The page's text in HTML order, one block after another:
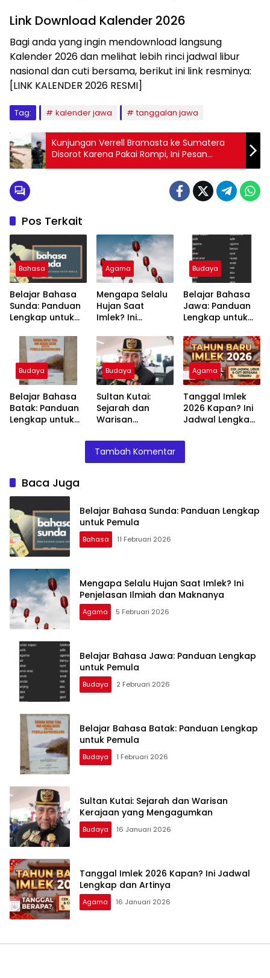
Link Download Kalender 2026
Bagi anda yang ingin mendownload langsung
Kalender 2026 dan melihat lebih rinci jadwal libur
nasional dan cuti bersama, berikut ini link resminya:
[LINK KALENDER 2026 RESMI]
Tag: kalender jawa tanggalan jawa
Kunjungan Verrell Bramasta ke Sumatera
Disorot Karena Pakai Rompi, Ini Pesan
Kesederhanaannya
Pos Terkait
Bahasa
Belajar Bahasa
Sunda: Panduan
Lengkap untuk
Agama
Mengapa Selalu
Hujan Saat
Imlek? Ini
dan Maknanya
Budaya
Belajar Bahasa
Jawa: Panduan
Lengkap untuk
Budaya
Belajar Bahasa
Batak: Panduan
Lengkap untuk
Budaya
Sultan Kutai:
Sejarah dan
Warisan
Mengagumkan
Agama
Tanggal Imlek
2026 Kapan? Ini
Jadwal Lengkap
Tambah Komentar
Baca Juga
Belajar Bahasa Sunda: Panduan Lengkap
untuk Pemula
Bahasa 11 Februari 2026
Mengapa Selalu Hujan Saat Imlek? Ini
Penjelasan Ilmiah dan Maknanya
Agama 5 Februari 2026
Belajar Bahasa Jawa: Panduan Lengkap
untuk Pemula
Budaya 2 Februari 2026
Belajar Bahasa Batak: Panduan Lengkap
untuk Pemula
Budaya 1 Februari 2026
Sultan Kutai: Sejarah dan Warisan
Kerajaan yang Mengagumkan
Budaya 16 Januari 2026
Tanggal Imlek 2026 Kapan? Ini Jadwal
Lengkap dan Artinya
Agama 16 Januari 2026